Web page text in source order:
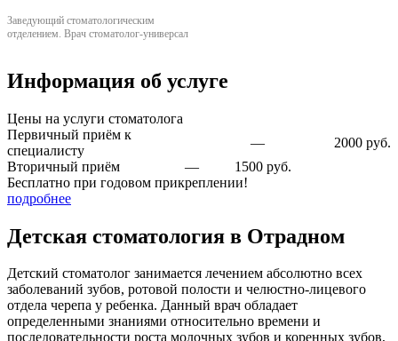
Заведующий стоматологическим
отделением. Врач стоматолог-универсал
Информация об услуге
Цены на услуги стоматолога
Первичный приём к
специалисту
—
2000 руб.
Вторичный приём
—
1500 руб.
Бесплатно при годовом прикреплении!
подробнее
Детская стоматология в Отрадном
Детский стоматолог занимается лечением абсолютно всех
заболеваний зубов, ротовой полости и челюстно-лицевого
отдела черепа у ребенка. Данный врач обладает
определенными знаниями относительно времени и
последовательности роста молочных зубов и коренных зубов,